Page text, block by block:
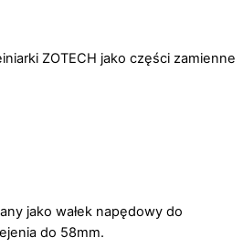
ZOTECH jako części zamienne
jako wałek napędowy do
do 58mm.